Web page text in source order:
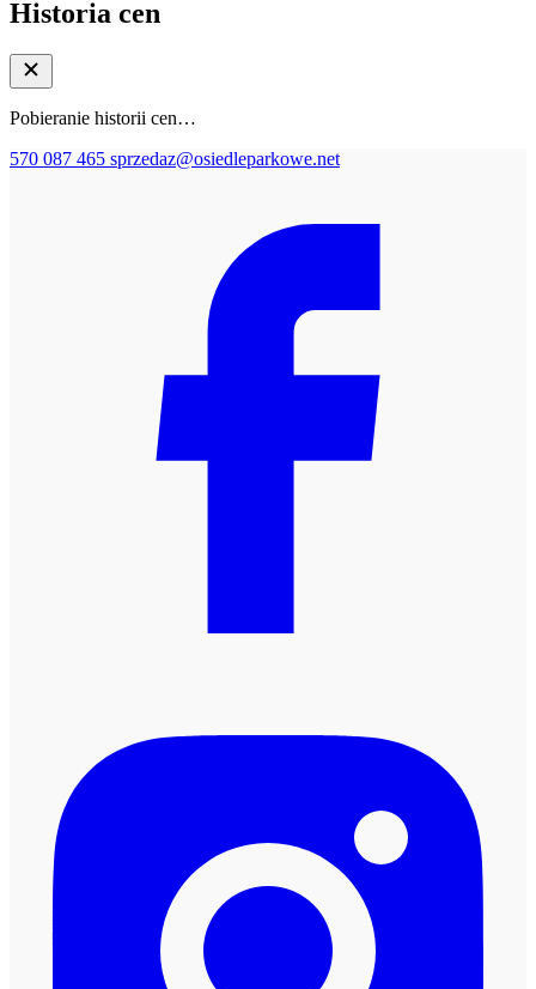
Historia cen
Pobieranie historii cen…
570 087 465 sprzedaz@osiedleparkowe.net